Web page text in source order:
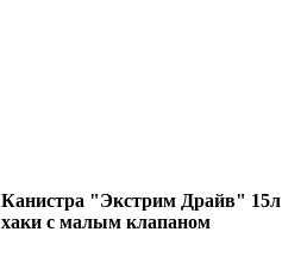
Канистра "Экстрим Драйв" 15л
хаки с малым клапаном